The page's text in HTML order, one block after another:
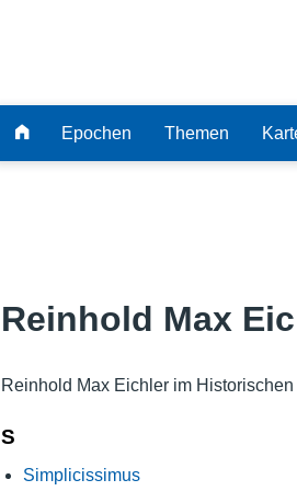
Epochen Themen
Reinhold Max
Reinhold Max Eichler im
S
Simplicissimus